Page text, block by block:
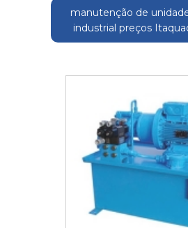
manutenção de
industrial preços